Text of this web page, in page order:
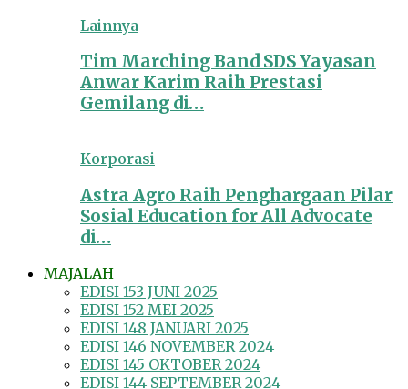
Lainnya
Tim Marching Band SDS Yayasan
Anwar Karim Raih Prestasi
Gemilang di…
Korporasi
Astra Agro Raih Penghargaan Pilar
Sosial Education for All Advocate
di…
MAJALAH
EDISI 153 JUNI 2025
EDISI 152 MEI 2025
EDISI 148 JANUARI 2025
EDISI 146 NOVEMBER 2024
EDISI 145 OKTOBER 2024
EDISI 144 SEPTEMBER 2024